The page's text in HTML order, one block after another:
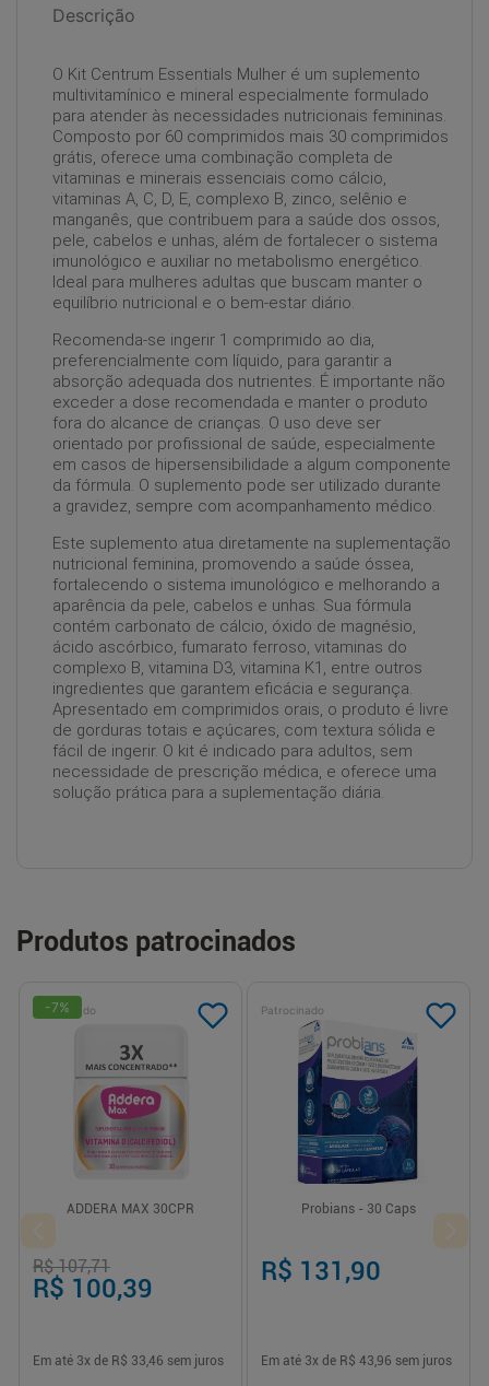
Descrição
O Kit Centrum Essentials Mulher é um suplemento
multivitamínico e mineral especialmente formulado
para atender às necessidades nutricionais femininas.
Composto por 60 comprimidos mais 30 comprimidos
grátis, oferece uma combinação completa de
vitaminas e minerais essenciais como cálcio,
vitaminas A, C, D, E, complexo B, zinco, selênio e
manganês, que contribuem para a saúde dos ossos,
pele, cabelos e unhas, além de fortalecer o sistema
imunológico e auxiliar no metabolismo energético.
Ideal para mulheres adultas que buscam manter o
equilíbrio nutricional e o bem-estar diário.
Recomenda-se ingerir 1 comprimido ao dia,
preferencialmente com líquido, para garantir a
absorção adequada dos nutrientes. É importante não
exceder a dose recomendada e manter o produto
fora do alcance de crianças. O uso deve ser
orientado por profissional de saúde, especialmente
em casos de hipersensibilidade a algum componente
da fórmula. O suplemento pode ser utilizado durante
a gravidez, sempre com acompanhamento médico.
Este suplemento atua diretamente na suplementação
nutricional feminina, promovendo a saúde óssea,
fortalecendo o sistema imunológico e melhorando a
aparência da pele, cabelos e unhas. Sua fórmula
contém carbonato de cálcio, óxido de magnésio,
ácido ascórbico, fumarato ferroso, vitaminas do
complexo B, vitamina D3, vitamina K1, entre outros
ingredientes que garantem eficácia e segurança.
Apresentado em comprimidos orais, o produto é livre
de gorduras totais e açúcares, com textura sólida e
fácil de ingerir. O kit é indicado para adultos, sem
necessidade de prescrição médica, e oferece uma
solução prática para a suplementação diária.
Produtos patrocinados
Patrocinado
-7%
ADDERA MAX 30CPR
R$ 107,71
R$ 100,39
Em até 3x de R$ 33,46 sem juros
Patrocinado
Probians - 30 Caps
R$ 131,90
Em até 3x de R$ 43,96 sem juros